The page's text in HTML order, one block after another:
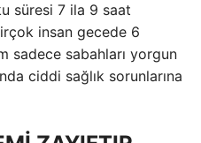
süresi 7 ila 9 saat
insan gecede 6
sadece sabahları yorgun
ciddi sağlık sorunlarına